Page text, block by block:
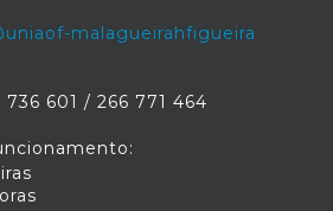
malagueirahfigueira
601 / 266 771 464